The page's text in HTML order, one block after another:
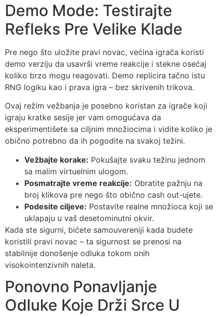
Demo Mode: Testirajte
Refleks Pre Velike Klade
Pre nego što uložite pravi novac, većina igrača koristi
demo verziju da usavrši vreme reakcije i stekne osećaj
koliko brzo mogu reagovati. Demo replicira tačno istu
RNG logiku kao i prava igra – bez skrivenih trikova.
Ovaj režim vežbanja je posebno koristan za igrače koji
igraju kratke sesije jer vam omogućava da
eksperimentišete sa ciljnim množiocima i vidite koliko je
obično potrebno da ih pogodite na svakoj težini.
Vežbajte korake: Pokušajte svaku težinu jednom
sa malim virtuelnim ulogom.
Posmatrajte vreme reakcije: Obratite pažnju na
broj klikova pre nego što obično cash out-ujete.
Podesite ciljeve: Postavite realne množioca koji se
uklapaju u vaš desetominutni okvir.
Kada ste sigurni, bićete samouvereniji kada budete
koristili pravi novac – ta sigurnost se prenosi na
stabilnije donošenje odluka tokom onih
visokointenzivnih naleta.
Ponovno Ponavljanje
Odluke Koje Drži Srce U